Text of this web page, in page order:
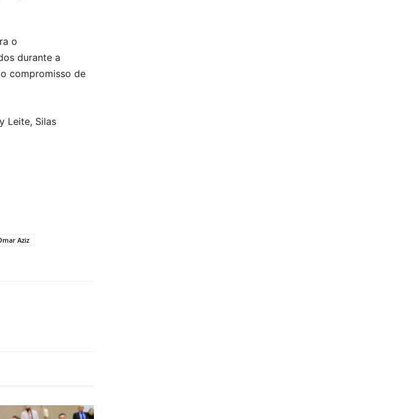
o
durante a
compromisso de
Leite, Silas
Aziz